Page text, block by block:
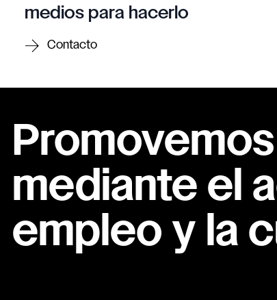
medios para hacerlo
Contacto
mediante el
empleo y la